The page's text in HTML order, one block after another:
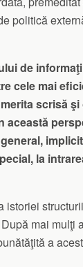
politică
de
cele mai
scrisă
această
la
istoriei
mai mulţi
a